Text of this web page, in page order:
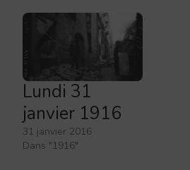
Lundi 31
janvier 1916
31 janvier 2016
Dans "1916"